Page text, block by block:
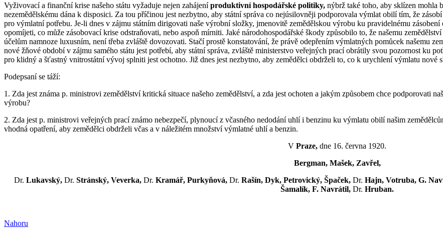
Vyživovací a finanční krise našeho státu vyžaduje nejen zahájeníproduktivní hospodářské politiky, nýbrž také toho, aby sklízen mohla
nezemědělskému dána k disposici. Za tou příčinou jest nezbytno, aby státní správa co nejúsilovněji podporovala výmlat obilí tím, že
pro výmlatní potřebu. Je-li dnes v zájmu státním dirigovati naše výrobní složky, jmenovitě zemědělskou výrobu ku pravidelnému
opomíjeti, co může zásobovací krise odstraňovati, nebo aspoň mírniti. Jaké národohospodářské škody způsobilo to, že našemu
účelům namnoze luxusním, není třeba zvláště dovozovati. Stačí prostě konstatování, že právě odepřením výmlatných pomůcek našemu
nové žňové období v zájmu samého státu jest potřebí, aby státní správa, zvláště ministerstvo veřejných prací obrátily svou pozornost ku
pro klidný a šťastný vnitrostátní vývoj splniti jest ochotno. Již dnes jest nezbytno, aby zemědělci obdrželi to, co k urychlení výmlatu nové
Podepsaní se táží:
1. Zda jest známa p. ministrovi zemědělství kritická situace našeho zemědělství, a zda jest ochoten a jakým způsobem chce podporovati
výrobu?
2. Zda jest p. ministrovi veřejných prací známo nebezpečí, plynoucí z včasného nedodání uhlí i benzinu ku výmlatu obilí našim
vhodná opatření, aby zemědělci obdrželi včas a v náležitém množství výmlatné uhlí a benzin.
V Praze, dne 16. června 1920.
Bergman, Mašek, Zavřel,
Dr. Lukavský, Dr. Stránský, Veverka, Dr. Kramář, Purkyňová, Dr. Rašín, Dyk, Petrovický, Špaček, Dr. Hajn, Votruba, G.
Šamalík, F. Navrátil, Dr. Hruban.
Nahoru